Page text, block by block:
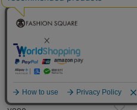
10％ポイントバック
Wacoal